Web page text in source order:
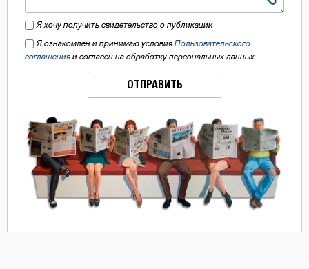
Я хочу получить свидетельство о публикации
Я ознакомлен и принимаю условия Пользовательского
соглашения и согласен на обработку персональных данных
ОТПРАВИТЬ